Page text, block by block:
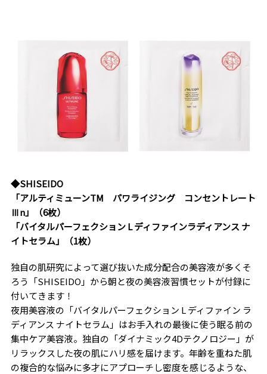
◆SHISEIDO
「アルティミューンTM パワライジング コンセントレート
Ⅲn」（6枚）
「バイタルパーフェクション L ディファインラディアンス ナ
イトセラム」（1枚）
独自の肌研究によって選び抜いた成分配合の美容液が多くそ
ろう「SHISEIDO」から朝と夜の美容液習慣セットが付録に
付いてきます！
夜用美容液の「バイタルパーフェクション L ディファイン ラ
ディアンス ナイトセラム」はお手入れの最後に使う眠る前の
集中ケア美容液。独自の「ダイナミック4Dテクノロジー」が
リラックスした夜の肌にハリ感を届けます。年齢を重ねた肌
の複合的な悩みに多才にアプローチし密度を感じるような、